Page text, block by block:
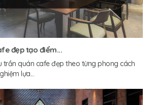
đẹp tạo điểm...
trần quán cafe đẹp theo từng phong cách
lựa...